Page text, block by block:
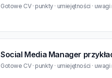
Gotowe CV · punkty · umiejętności ·
Social Media Manager
Gotowe CV · punkty · umiejętności ·